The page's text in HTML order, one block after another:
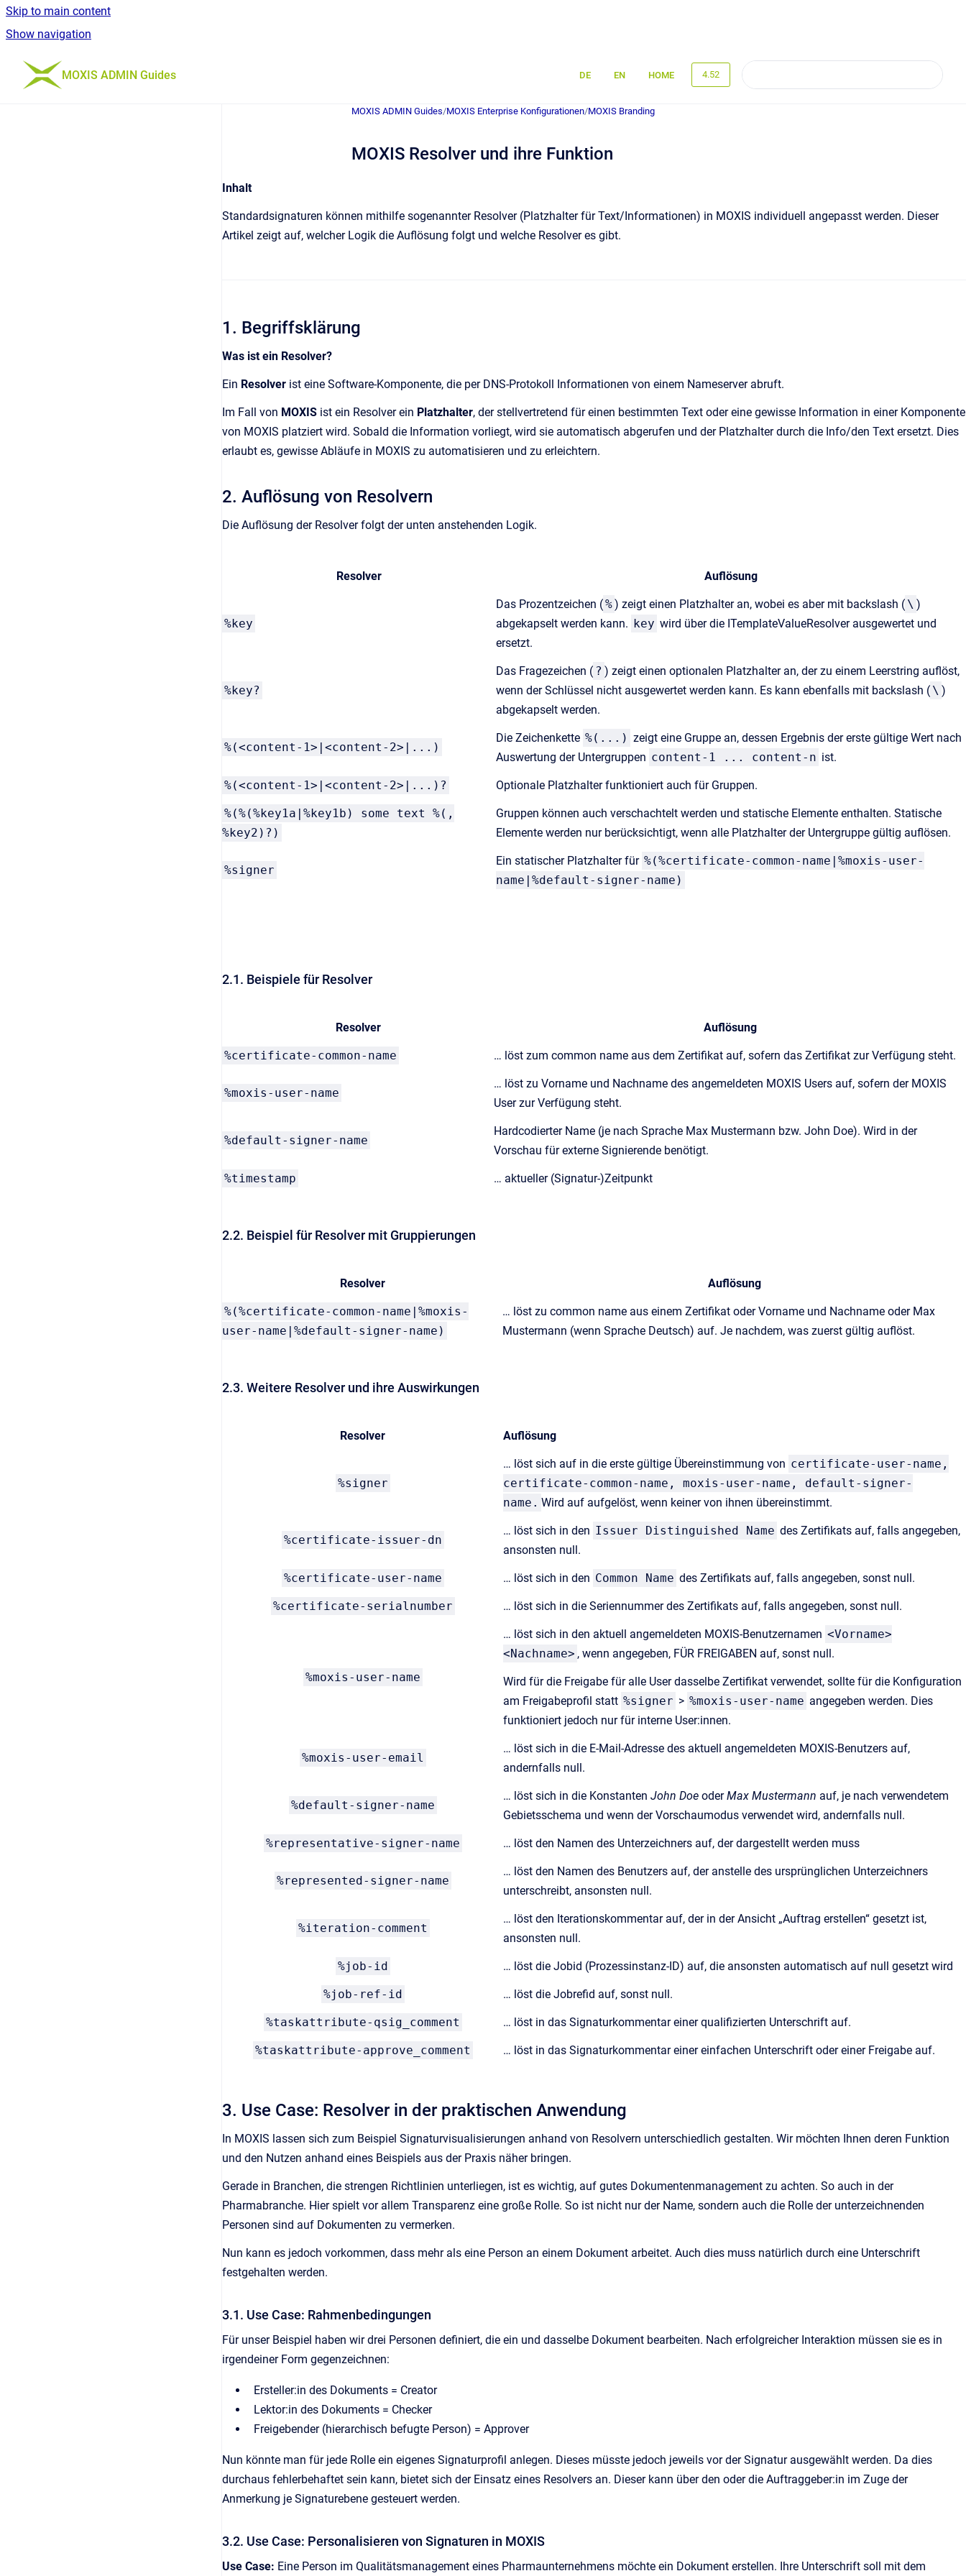
Skip to main content
Show navigation
Go to homepage
MOXIS ADMIN Guides DE EN HOME 4.52
MOXIS ADMIN Guides/MOXIS Enterprise Konfigurationen/MOXIS Branding
MOXIS Resolver und ihre Funktion
Inhalt
Standardsignaturen können mithilfe sogenannter Resolver (Platzhalter für Text/Informationen) in MOXIS individuell angepasst werden. Dieser
Artikel zeigt auf, welcher Logik die Auflösung folgt und welche Resolver es gibt.
1. Begriffsklärung
Was ist ein Resolver?
Ein Resolver ist eine Software-Komponente, die per DNS-Protokoll Informationen von einem Nameserver abruft.
Im Fall von MOXIS ist ein Resolver ein Platzhalter, der stellvertretend für einen bestimmten Text oder eine gewisse Information in einer Komponente
von MOXIS platziert wird. Sobald die Information vorliegt, wird sie automatisch abgerufen und der Platzhalter durch die Info/den Text ersetzt. Dies
erlaubt es, gewisse Abläufe in MOXIS zu automatisieren und zu erleichtern.
2. Auflösung von Resolvern
Die Auflösung der Resolver folgt der unten anstehenden Logik.
Resolver Auflösung
%key
Das Prozentzeichen (%) zeigt einen Platzhalter an, wobei es aber mit backslash ( \ )
abgekapselt werden kann. key wird über die ITemplateValueResolver ausgewertet und
ersetzt.
%key?
Das Fragezeichen ( ? ) zeigt einen optionalen Platzhalter an, der zu einem Leerstring auflöst,
wenn der Schlüssel nicht ausgewertet werden kann. Es kann ebenfalls mit backslash ( \ )
abgekapselt werden.
%(<content-1>|<content-2>|...)
Die Zeichenkette %(...) zeigt eine Gruppe an, dessen Ergebnis der erste gültige Wert nach
Auswertung der Untergruppen content-1 ... content-n ist.
%(<content-1>|<content-2>|...)? Optionale Platzhalter funktioniert auch für Gruppen.
%(%(%key1a|%key1b) some text %(,
%key2)?)
Gruppen können auch verschachtelt werden und statische Elemente enthalten. Statische
Elemente werden nur berücksichtigt, wenn alle Platzhalter der Untergruppe gültig auflösen.
%signer
Ein statischer Platzhalter für %(%certificate-common-name|%moxis-user-
name|%default-signer-name)
2.1. Beispiele für Resolver
Resolver Auflösung
%certificate-common-name … löst zum common name aus dem Zertifikat auf, sofern das Zertifikat zur Verfügung steht.
%moxis-user-name
… löst zu Vorname und Nachname des angemeldeten MOXIS Users auf, sofern der MOXIS
User zur Verfügung steht.
%default-signer-name
Hardcodierter Name (je nach Sprache Max Mustermann bzw. John Doe). Wird in der
Vorschau für externe Signierende benötigt.
%timestamp … aktueller (Signatur-)Zeitpunkt
2.2. Beispiel für Resolver mit Gruppierungen
Resolver Auflösung
%(%certificate-common-name|%moxis-
user-name|%default-signer-name)
… löst zu common name aus einem Zertifikat oder Vorname und Nachname oder Max
Mustermann (wenn Sprache Deutsch) auf. Je nachdem, was zuerst gültig auflöst.
2.3. Weitere Resolver und ihre Auswirkungen
Resolver Auflösung
%signer
… löst sich auf in die erste gültige Übereinstimmung von certificate-user-name,
certificate-common-name, moxis-user-name, default-signer-
name. Wird auf aufgelöst, wenn keiner von ihnen übereinstimmt.
%certificate-issuer-dn
… löst sich in den Issuer Distinguished Name des Zertifikats auf, falls angegeben,
ansonsten null.
%certificate-user-name … löst sich in den Common Name des Zertifikats auf, falls angegeben, sonst null.
%certificate-serialnumber … löst sich in die Seriennummer des Zertifikats auf, falls angegeben, sonst null.
%moxis-user-name
… löst sich in den aktuell angemeldeten MOXIS-Benutzernamen <Vorname>
<Nachname> , wenn angegeben, FÜR FREIGABEN auf, sonst null.
Wird für die Freigabe für alle User dasselbe Zertifikat verwendet, sollte für die Konfiguration
am Freigabeprofil statt %signer > %moxis-user-name angegeben werden. Dies
funktioniert jedoch nur für interne User:innen.
%moxis-user-email
… löst sich in die E-Mail-Adresse des aktuell angemeldeten MOXIS-Benutzers auf,
andernfalls null.
%default-signer-name
… löst sich in die Konstanten John Doe oderMax Mustermann auf, je nach verwendetem
Gebietsschema und wenn der Vorschaumodus verwendet wird, andernfalls null.
%representative-signer-name … löst den Namen des Unterzeichners auf, der dargestellt werden muss
%represented-signer-name
… löst den Namen des Benutzers auf, der anstelle des ursprünglichen Unterzeichners
unterschreibt, ansonsten null.
%iteration-comment
… löst den Iterationskommentar auf, der in der Ansicht „Auftrag erstellen“ gesetzt ist,
ansonsten null.
%job-id … löst die Jobid (Prozessinstanz-ID) auf, die ansonsten automatisch auf null gesetzt wird
%job-ref-id … löst die Jobrefid auf, sonst null.
%taskattribute-qsig_comment … löst in das Signaturkommentar einer qualifizierten Unterschrift auf.
%taskattribute-approve_comment … löst in das Signaturkommentar einer einfachen Unterschrift oder einer Freigabe auf.
3. Use Case: Resolver in der praktischen Anwendung
In MOXIS lassen sich zum Beispiel Signaturvisualisierungen anhand von Resolvern unterschiedlich gestalten. Wir möchten Ihnen deren Funktion
und den Nutzen anhand eines Beispiels aus der Praxis näher bringen.
Gerade in Branchen, die strengen Richtlinien unterliegen, ist es wichtig, auf gutes Dokumentenmanagement zu achten. So auch in der
Pharmabranche. Hier spielt vor allem Transparenz eine große Rolle. So ist nicht nur der Name, sondern auch die Rolle der unterzeichnenden
Personen sind auf Dokumenten zu vermerken.
Nun kann es jedoch vorkommen, dass mehr als eine Person an einem Dokument arbeitet. Auch dies muss natürlich durch eine Unterschrift
festgehalten werden.
3.1. Use Case: Rahmenbedingungen
Für unser Beispiel haben wir drei Personen definiert, die ein und dasselbe Dokument bearbeiten. Nach erfolgreicher Interaktion müssen sie es in
irgendeiner Form gegenzeichnen:
Ersteller:in des Dokuments = Creator
Lektor:in des Dokuments = Checker
Freigebender (hierarchisch befugte Person) = Approver
Nun könnte man für jede Rolle ein eigenes Signaturprofil anlegen. Dieses müsste jedoch jeweils vor der Signatur ausgewählt werden. Da dies
durchaus fehlerbehaftet sein kann, bietet sich der Einsatz eines Resolvers an. Dieser kann über den oder die Auftraggeber:in im Zuge der
Anmerkung je Signaturebene gesteuert werden.
3.2. Use Case: Personalisieren von Signaturen in MOXIS
Use Case: Eine Person im Qualitätsmanagement eines Pharmaunternehmens möchte ein Dokument erstellen. Ihre Unterschrift soll mit dem